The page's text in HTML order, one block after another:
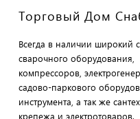
Торговый Дом
Всегда в наличии широкий
сварочного оборудования,
компрессоров,
садово-паркового
инструмента, а так же
крепежа и электротоваров.